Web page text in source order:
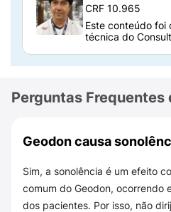
Cada cápsula dura de
Cloridrato de ziprasidona
mg de ziprasidonabase,
excipientes adicionados
para garantir que você
medicamento. Pessoas
CRF 10.965
Este conteúdo foi
técnica do
Perguntas Frequentes
Geodon causa
Sim, a sonolência é um efeito
comum do Geodon, ocorrendo
dos pacientes. Por isso, não